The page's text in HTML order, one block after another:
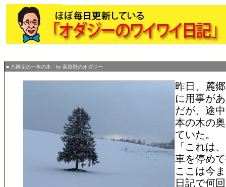
■ 八幡丘の一本の木 by 富良野のオダジー
昨日、麓
に用事が
だが、途
本の木の
ていた。
「これは
車を停め
ここは今
日記で何